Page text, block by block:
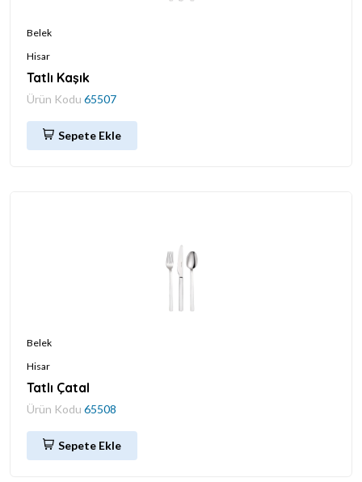
Belek
Hisar
Tatlı Kaşık
Ürün Kodu 65507
Sepete Ekle
Belek
Hisar
Tatlı Çatal
Ürün Kodu 65508
Sepete Ekle